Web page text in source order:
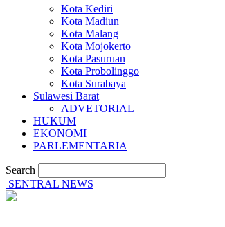
Kota Kediri
Kota Madiun
Kota Malang
Kota Mojokerto
Kota Pasuruan
Kota Probolinggo
Kota Surabaya
Sulawesi Barat
ADVETORIAL
HUKUM
EKONOMI
PARLEMENTARIA
Search
SENTRAL NEWS